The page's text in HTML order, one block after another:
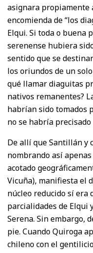
asignara propiamente
encomienda de “los
Elqui. Si toda o buena
serenense hubiera
sentido que se
los oriundos de un
qué llamar diaguitas
nativos remanentes?
habrían sido tomados
no se habría
De allí que Santillán y
nombrando así
acotado
Vicuña), manifiesta el
núcleo reducido sí era
parcialidades de Elqui
Serena. Sin embargo,
pie. Cuando Quiroga
chileno con el